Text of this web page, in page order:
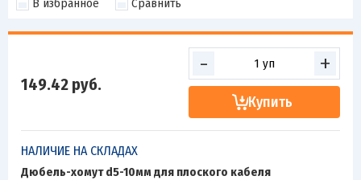
В избранное Сравнить
149.42 руб.
- +
Купить
НАЛИЧИЕ НА СКЛАДАХ
Дюбель-хомут d5-10мм для плоского кабеля